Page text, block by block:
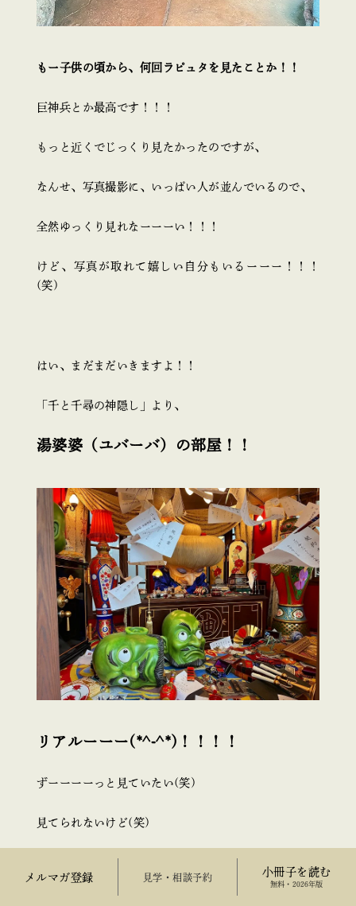
メルマガ登録 来場予約 小冊子を読む
無料・2026年版
もー子供の頃から、何回ラピュタを見たことか！！
巨神兵とか最高です！！！
もっと近くでじっくり見たかったのですが、
なんせ、写真撮影に、いっぱい人が並んでいるので、
全然ゆっくり見れなーーーい！！！
けど、写真が取れて嬉しい自分もいるーーー！！！
(笑)
はい、まだまだいきますよ！！
「千と千尋の神隠し」より、
湯婆婆（ユバーバ）の部屋！！
リアルーーー(*^-^*)！！！！
ずーーーーっと見ていたい(笑)
見てられないけど(笑)